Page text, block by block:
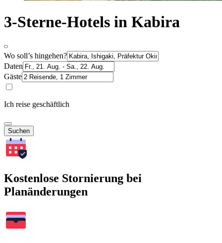
3-Sterne-Hotels in Kabira
Wo soll’s hingehen?
Daten
Gäste
Ich reise geschäftlich
Suchen
Kostenlose Stornierung bei
Planänderungen